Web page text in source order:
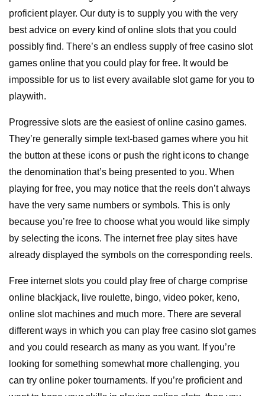
proficient player. Our duty is to supply you with the very
best advice on every kind of online slots that you could
possibly find. There’s an endless supply of free casino slot
games online that you could play for free. It would be
impossible for us to list every available slot game for you to
playwith.
Progressive slots are the easiest of online casino games.
They’re generally simple text-based games where you hit
the button at these icons or push the right icons to change
the denomination that’s being presented to you. When
playing for free, you may notice that the reels don’t always
have the very same numbers or symbols. This is only
because you’re free to choose what you would like simply
by selecting the icons. The internet free play sites have
already displayed the symbols on the corresponding reels.
Free internet slots you could play free of charge comprise
online blackjack, live roulette, bingo, video poker, keno,
online slot machines and much more. There are several
different ways in which you can play free casino slot games
and you could research as many as you want. If you’re
looking for something somewhat more challenging, you
can try online poker tournaments. If you’re proficient and